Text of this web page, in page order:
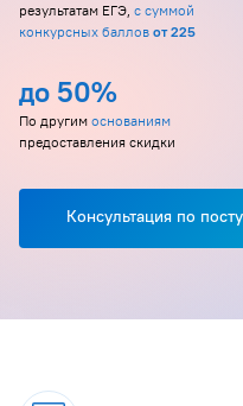
результатам ЕГЭ, с суммой
конкурсных баллов от 225
до 50%
По другим основаниям
предоставления скидки
Консультация по